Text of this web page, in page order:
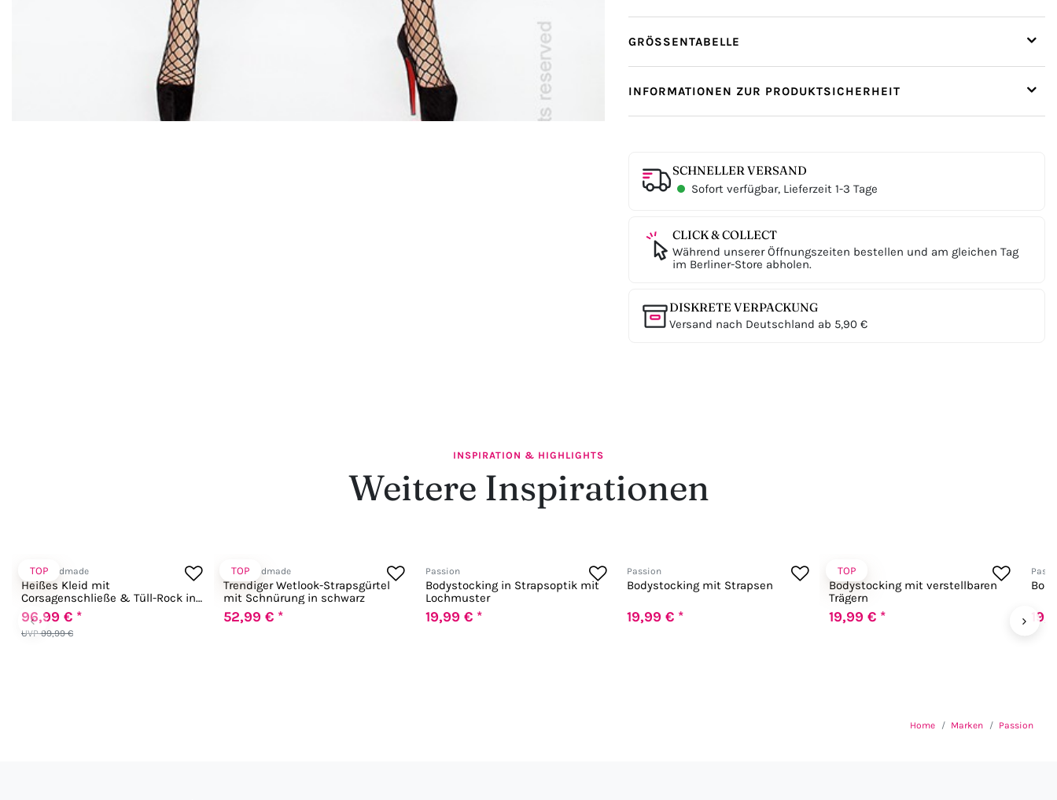
GRÖSSENTABELLE
INFORMATIONEN ZUR PRODUKTSICHERHEIT
SCHNELLER VERSAND
Sofort verfügbar, Lieferzeit 1-3 Tage
CLICK & COLLECT
Während unserer Öffnungszeiten bestellen und am gleichen Tag
im Berliner-Store abholen.
DISKRETE VERPACKUNG
Versand nach Deutschland ab 5,90 €
INSPIRATION & HIGHLIGHTS
Weitere Inspirationen
‹
TOP
Noir Handmade
Heißes Kleid mit
Corsagenschließe & Tüll-Rock in
schwarz
UVP 99,99 €
96,99 € *
TOP
Noir Handmade
Trendiger Wetlook-Strapsgürtel
mit Schnürung in schwarz
52,99 € *
Passion
Bodystocking in Strapsoptik mit
Lochmuster
19,99 € *
Passion
Bodystocking mit Strapsen
19,99 € *
TOP
Passion
Bodystocking mit verstellbaren
Trägern
19,99 € * ›
Home Marken Passion